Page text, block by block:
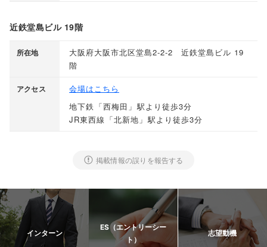
近鉄堂島ビル 19階
所在地
大阪府大阪市北区堂島2-2-2 近鉄堂島ビル 19
階
アクセス
会場はこちら
地下鉄 「西梅田 」駅より徒歩3分
JR東西線 「北新地 」駅より徒歩3分
掲載情報の誤りを報告する
インターン
ES（エントリーシー
ト）
志望動機